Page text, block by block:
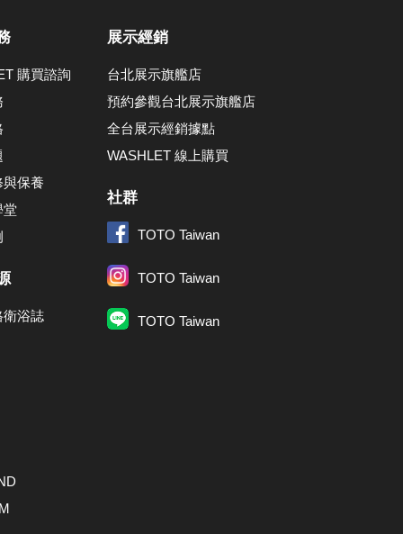
購買諮詢
保養
堂
衛浴誌
展示經銷
台北展示旗艦店
預約參觀台北展示旗艦店
全台展示經銷據點
WASHLET 線上購買
社群
TOTO Taiwan
TOTO Taiwan
TOTO Taiwan